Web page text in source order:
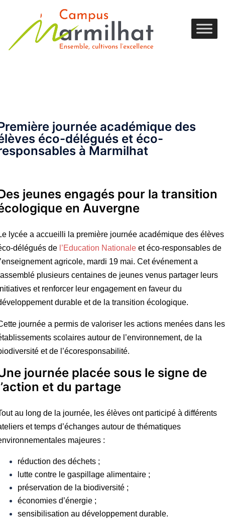
journée académique des
éco-délégués et éco-
à Marmilhat
jeunes engagés pour la transition
en Auvergne
lycée a accueilli la première journée académique des élèves
délégués de l’Education Nationale et éco-responsables de
agricole, mardi 19 mai. Cet événement a
plusieurs centaines de jeunes venus partager leurs
et renforcer leur engagement en faveur du
durable et de la transition écologique.
journée a permis de valoriser les actions menées dans les
scolaires autour de l’environnement, de la
et de l’écoresponsabilité.
journée placée sous le signe de
et du partage
au long de la journée, les élèves ont participé à différents
et temps d’échanges autour de thématiques
majeures :
réduction des déchets ;
lutte contre le gaspillage alimentaire ;
préservation de la biodiversité ;
économies d’énergie ;
sensibilisation au développement durable.